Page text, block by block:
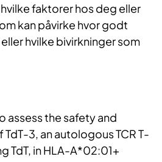
faktorer hos deg eller
kan påvirke hvor godt
hvilke bivirkninger som
assess the safety and
3, an autologous TCR T-
TdT, in HLA-A*02:01+